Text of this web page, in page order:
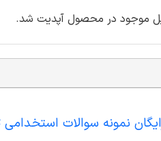
نمونه سوالات